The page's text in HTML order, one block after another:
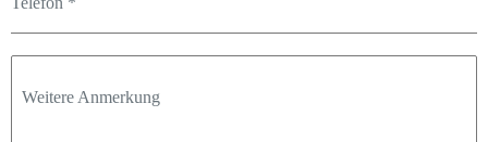
Weitere Anmerkung